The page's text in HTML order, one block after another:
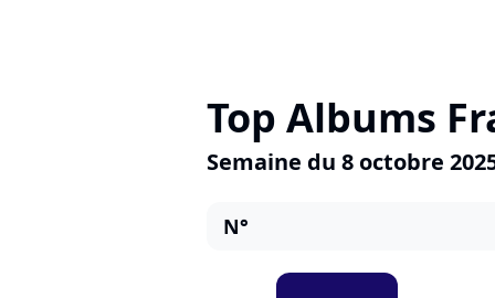
Top Albums
Semaine du 8 octobre
N°